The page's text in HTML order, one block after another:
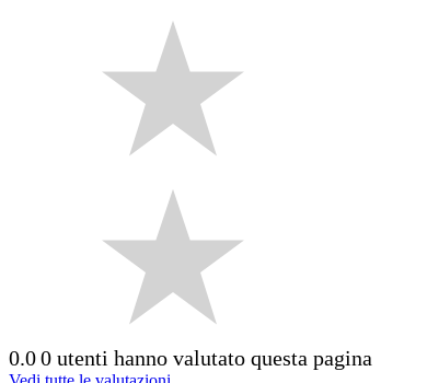
0.00 utenti hanno valutato questa pagina